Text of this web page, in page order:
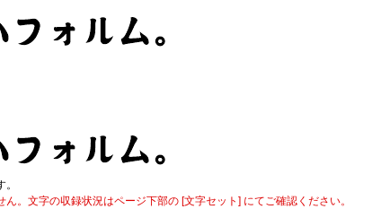
。文字の収録状況はページ下部の [文字セット] にてご確認ください。